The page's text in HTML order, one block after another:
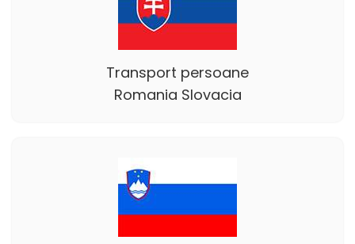
Transport persoane
Romania Slovacia